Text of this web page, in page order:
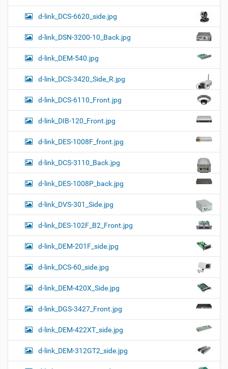
d-link_DCS-6620_side.jpg
d-link_DSN-3200-10_Back.jpg
d-link_DEM-540.jpg
d-link_DCS-3420_Side_R.jpg
d-link_DCS-6110_Front.jpg
d-link_DIB-120_Front.jpg
d-link_DES-1008F_front.jpg
d-link_DCS-3110_Back.jpg
d-link_DES-1008P_back.jpg
d-link_DVS-301_Side.jpg
d-link_DES-102F_B2_Front.jpg
d-link_DEM-201F_side.jpg
d-link_DCS-60_side.jpg
d-link_DEM-420X_Side.jpg
d-link_DGS-3427_Front.jpg
d-link_DEM-422XT_side.jpg
d-link_DEM-312GT2_side.jpg